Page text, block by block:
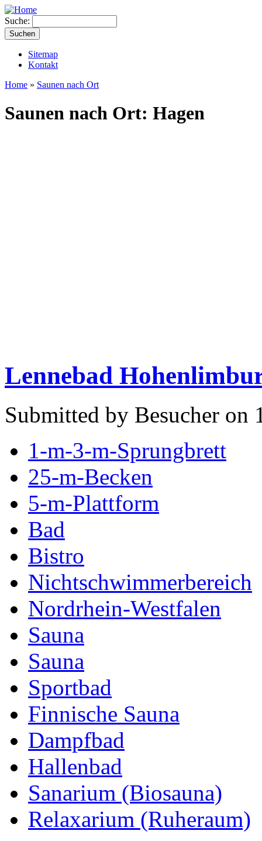
Suche:
Sitemap
Kontakt
Home » Saunen nach Ort
Saunen nach Ort: Hagen
Lennebad
Submitted by Besucher on
1-m-3-m-Sprungbrett
25-m-Becken
5-m-Plattform
Bad
Bistro
Nichtschwimmerbereich
Nordrhein-Westfalen
Sauna
Sauna
Sportbad
Finnische Sauna
Dampfbad
Hallenbad
Sanarium (Biosauna)
Relaxarium (Ruheraum)